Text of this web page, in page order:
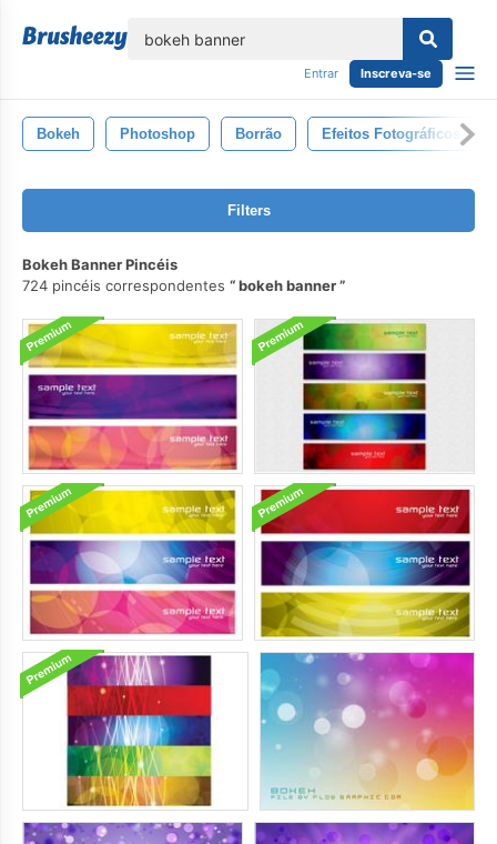
Entrar Inscreva-se
Bokeh Photoshop Borrão Efeitos Fotográficos
Filters
Bokeh Banner Pincéis
724 pincéis correspondentes
bokeh banner